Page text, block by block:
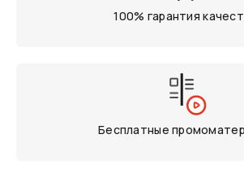
100% гарантия
Бесплатные